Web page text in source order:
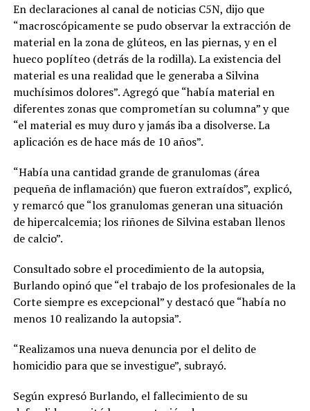
En declaraciones al canal de noticias C5N, dijo que
“macroscópicamente se pudo observar la extracción de
material en la zona de glúteos, en las piernas, y en el
hueco poplíteo (detrás de la rodilla). La existencia del
material es una realidad que le generaba a Silvina
muchísimos dolores”. Agregó que “había material en
diferentes zonas que comprometían su columna” y que
“el material es muy duro y jamás iba a disolverse. La
aplicación es de hace más de 10 años”.
“Había una cantidad grande de granulomas (área
pequeña de inflamación) que fueron extraídos”, explicó,
y remarcó que “los granulomas generan una situación
de hipercalcemia; los riñones de Silvina estaban llenos
de calcio”.
Consultado sobre el procedimiento de la autopsia,
Burlando opinó que “el trabajo de los profesionales de la
Corte siempre es excepcional” y destacó que “había no
menos 10 realizando la autopsia”.
“Realizamos una nueva denuncia por el delito de
homicidio para que se investigue”, subrayó.
Según expresó Burlando, el fallecimiento de su